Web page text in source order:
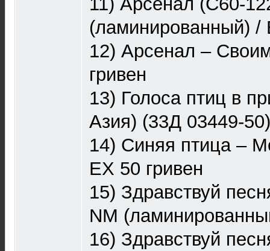
(ламинированный) /
12) Арсенал –
гривен
13) Голоса птиц в
Азия) (33Д 03449-
14) Синяя птица –
EX 50 гривен
15) Здравствуй
NM
16) Здравствуй